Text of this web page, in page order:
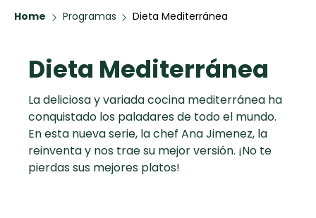
Recetas
Populares
Hot Pancakes
Categorias
Cupcakes y
Muffins
Canal de
TV
Novedades
Home Programas Dieta Mediterránea
Dieta Mediterránea
La deliciosa y variada cocina mediterránea ha
conquistado los paladares de todo el mundo.
En esta nueva serie, la chef Ana Jimenez, la
reinventa y nos trae su mejor versión. ¡No te
pierdas sus mejores platos!